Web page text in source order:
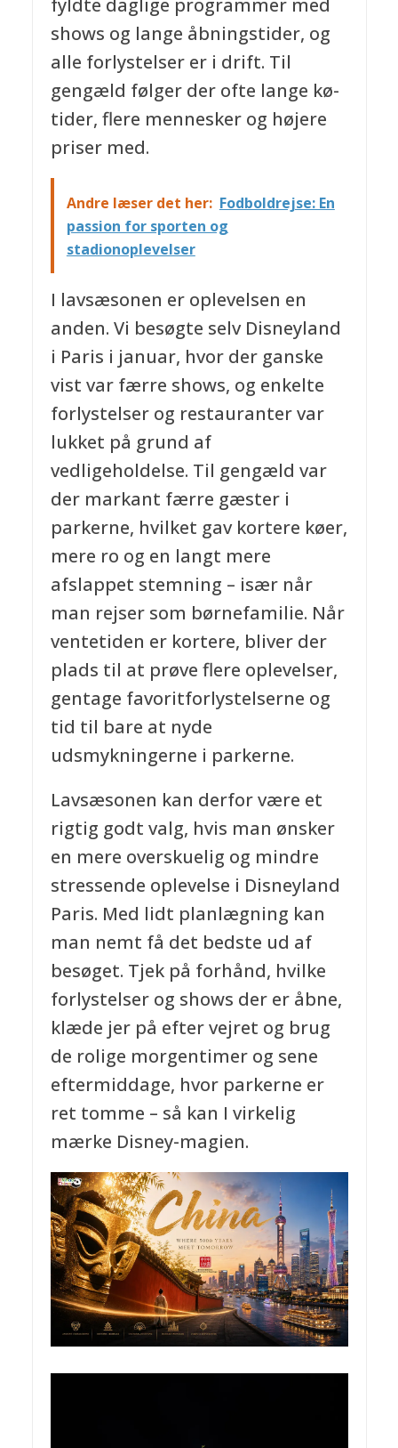
fyldte daglige programmer med
shows og lange åbningstider, og
alle forlystelser er i drift. Til
gengæld følger der ofte lange kø-
tider, flere mennesker og højere
priser med.
Andre læser det her: Fodboldrejse: En
passion for sporten og
stadionoplevelser
I lavsæsonen er oplevelsen en
anden. Vi besøgte selv Disneyland
i Paris i januar, hvor der ganske
vist var færre shows, og enkelte
forlystelser og restauranter var
lukket på grund af
vedligeholdelse. Til gengæld var
der markant færre gæster i
parkerne, hvilket gav kortere køer,
mere ro og en langt mere
afslappet stemning – især når
man rejser som børnefamilie. Når
ventetiden er kortere, bliver der
plads til at prøve flere oplevelser,
gentage favoritforlystelserne og
tid til bare at nyde
udsmykningerne i parkerne.
Lavsæsonen kan derfor være et
rigtig godt valg, hvis man ønsker
en mere overskuelig og mindre
stressende oplevelse i Disneyland
Paris. Med lidt planlægning kan
man nemt få det bedste ud af
besøget. Tjek på forhånd, hvilke
forlystelser og shows der er åbne,
klæde jer på efter vejret og brug
de rolige morgentimer og sene
eftermiddage, hvor parkerne er
ret tomme – så kan I virkelig
mærke Disney-magien.